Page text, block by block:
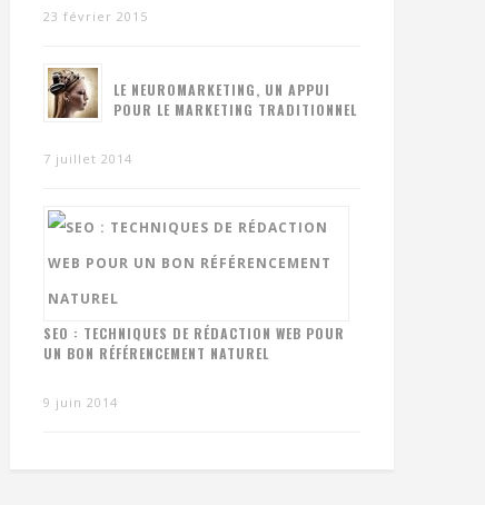
23 février 2015
LE NEUROMARKETING, UN APPUI
POUR LE MARKETING TRADITIONNEL
7 juillet 2014
SEO : TECHNIQUES DE RÉDACTION WEB POUR
UN BON RÉFÉRENCEMENT NATUREL
9 juin 2014